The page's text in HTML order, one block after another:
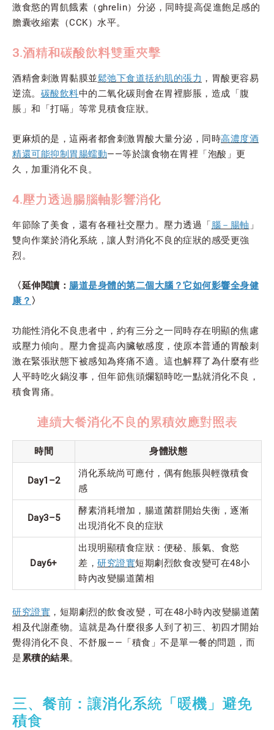
激食慾的胃飢餓素（ghrelin）分泌，同時提高促進飽足感的
膽囊收縮素（CCK）水平。
3.酒精和碳酸飲料雙重夾擊
酒精會刺激胃黏膜並鬆弛下食道括約肌的張力 ，胃酸更容易
逆流。 碳酸飲料中的二氧化碳則會在胃裡膨脹，造成「腹
脹」和「打嗝」等常見積食症狀。
更麻煩的是，這兩者都會刺激胃酸大量分泌，同時高濃度酒
精還可能抑制胃腸蠕動——等於讓食物在胃裡「泡酸」更
久，加重消化不良。
4.壓力透過腸腦軸影響消化
年節除了美食，還有各種社交壓力。壓力透過「腦－腸軸 」
雙向作業於消化系統，讓人對消化不良的症狀的感受更強
烈。
〈延伸閱讀： 腸道是身體的第二個大腦？它如何影響全身健
康？ 〉
功能性消化不良患者中，約有三分之一同時存在明顯的焦慮
或壓力傾向。壓力會提高內臟敏感度，使原本普通的胃酸刺
激在緊張狀態下被感知為疼痛不適。這也解釋了為什麼有些
人平時吃火鍋沒事，但年節焦頭爛額時吃一點就消化不良，
積食胃痛。
連續大餐消化不良的累積效應對照表
時間 身體狀態
Day1–2
消化系統尚可應付，偶有飽脹與輕微積食
感
Day3–5
酵素消耗增加，腸道菌群開始失衡，逐漸
出現消化不良的症狀
Day6+
出現明顯積食症狀：便秘、脹氣、食慾
差， 研究證實短期劇烈飲食改變可在48小
時內改變腸道菌相
研究證實 ，短期劇烈的飲食改變，可在48小時內改變腸道菌
相及代謝產物。這就是為什麼很多人到了初三、初四才開始
覺得消化不良、不舒服——「積食」不是單一餐的問題，而
是累積的結果。
三、餐前：讓消化系統「暖機」避免
積食